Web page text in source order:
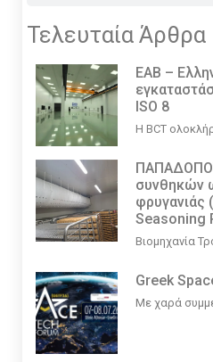
Τελευταία Άρθρα
EAB –
ISO 8
Η BCT
συνθηκών
φρυγανιάς
Seasoning
Βιομηχανία
Greek
Με χαρά